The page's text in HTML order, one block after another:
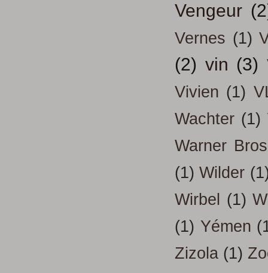
Vengeur
Vernes (1)
(2) vin (3)
Vivien (1)
Wachter (1)
Warner Bros
(1) Wilder
Wirbel
(1)
(1) Yémen
Zizola (1)